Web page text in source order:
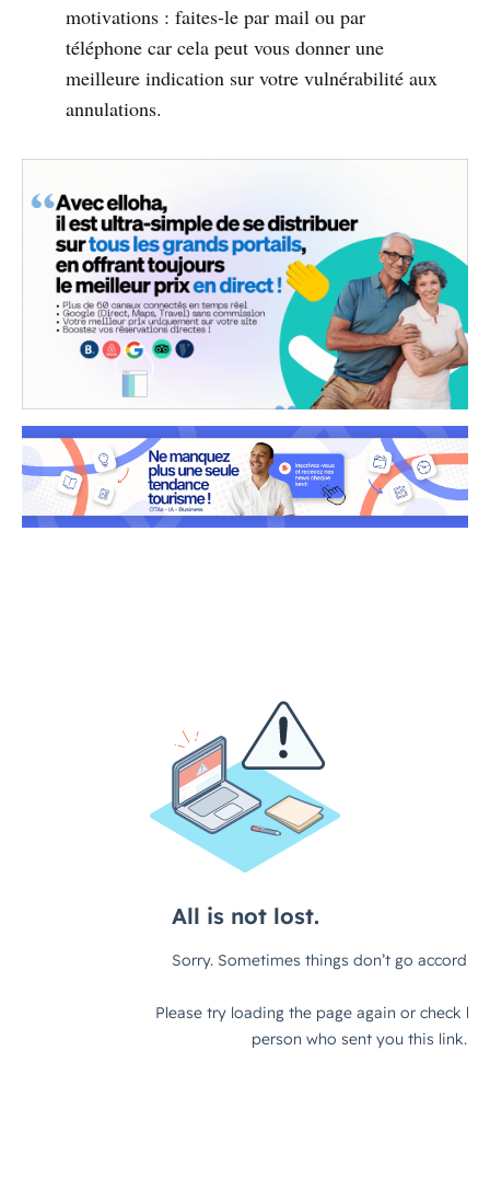
motivations : faites-le par mail ou par
téléphone car cela peut vous donner une
meilleure indication sur votre vulnérabilité aux
annulations.